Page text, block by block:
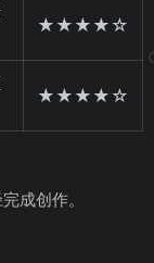
★★★★☆
★★★★☆
成创作。